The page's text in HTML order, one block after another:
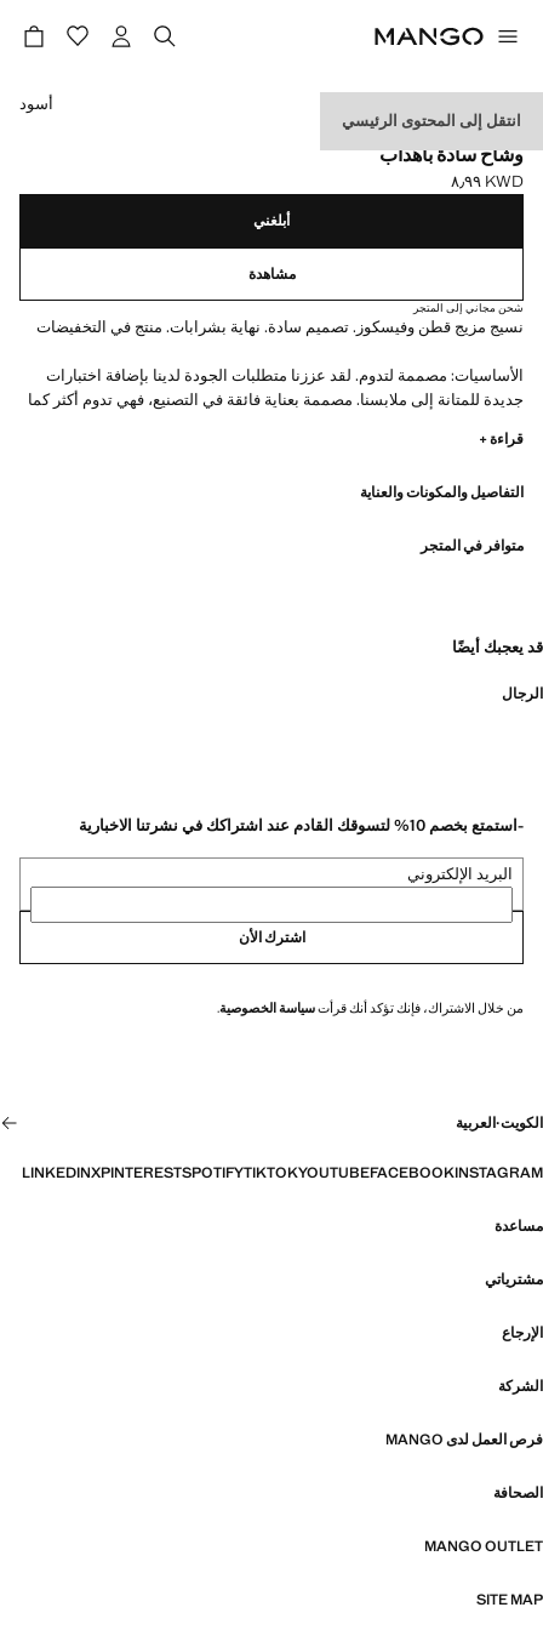
انتقل إلى المحتوى الرئيسي
ESSENTIALS
وشاح سادة بأهداب
السعر الحالي [KWD ٨٫٩٩ ]
KWD ٨٫٩٩
حدد اللون
أسود
أبلغني
مشاهدة
شحن مجاني إلى المتجر
نسيج مزيج قطن وفيسكوز. تصميم سادة. نهاية بشرابات. منتج في التخفيضات
الأساسيات: مصممة لتدوم. لقد عززنا متطلبات الجودة لدينا بإضافة اختبارات
جديدة للمتانة إلى ملابسنا. مصممة بعناية فائقة في التصنيع، فهي تدوم أكثر كما
قراءة +
التفاصيل والمكونات والعناية
متوافر في المتجر
قد يعجبك أيضًا
الرجال
-استمتع بخصم 10% لتسوقك القادم عند اشتراكك في نشرتنا الاخبارية
البريد الإلكتروني
اشترك الأن
من خلال الاشتراك، فإنك تؤكد أنك قرأتسياسة الخصوصية.
الكويت·العربية
INSTAGRAM
FACEBOOK
YOUTUBE
TIKTOK
SPOTIFY
PINTEREST
X
LINKEDIN
مساعدة
مشترياتي
الإرجاع
الشركة
فرص العمل لدى MANGO
الصحافة
MANGO OUTLET
SITE MAP